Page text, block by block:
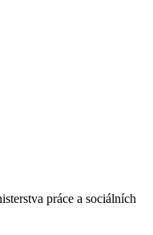
práce a sociálních